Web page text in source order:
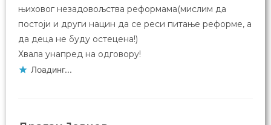
њиховог незадовољства реформама(мислим да
постоји и други нацин да се реси питање реформе, а
да деца не буду остецена!)
Хвала унапред на одговору!
Лоадинг...